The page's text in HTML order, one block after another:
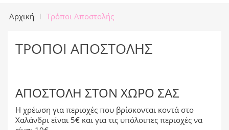
Αρχική Τρόποι Αποστολής
ΤΡΌΠΟΙ ΑΠΟΣΤΟΛΉΣ
ΑΠΟΣΤΟΛΉ ΣΤΟΝ ΧΏΡΟ ΣΑΣ
Η χρέωση για περιοχές που βρίσκονται κοντά στο
Χαλάνδρι είναι 5€ και για τις υπόλοιπες περιοχές να